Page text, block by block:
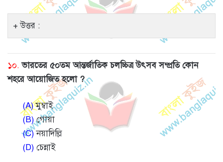
উত্তর :
১০. ভারতের ৫০তম আন্তর্জাতিক চলচ্চিত্র উৎসব সম্প্রতি কোন
শহরে আয়োজিত হলো ?
(A)মুম্বাই
(B)গোয়া
(C)নয়াদিল্লি
(D) চেন্নাই